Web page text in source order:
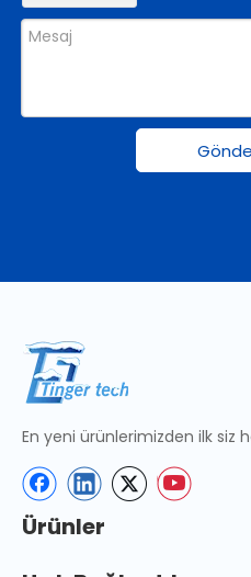
En yeni ürünlerimizden ilk siz
Ürünler